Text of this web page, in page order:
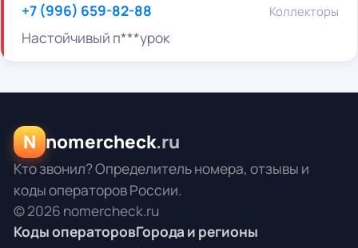
+7 (996) 659-82-88 Коллекторы
Настойчивый п***урок
N nomercheck.ru
Кто звонил? Определитель номера, отзывы и
коды операторов России.
© 2026 nomercheck.ru
Коды операторовГорода и регионы